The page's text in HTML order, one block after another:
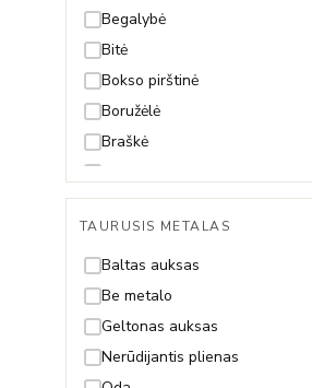
Begalybė
Bitė
Bokso pirštinė
Boružėlė
Braškė
Dobilas
Drakonas
Drugelis
Fėja
Gėlytė
Gyvatė
TAURUSIS METALAS
Baltas auksas
Be metalo
Geltonas auksas
Nerūdijantis plienas